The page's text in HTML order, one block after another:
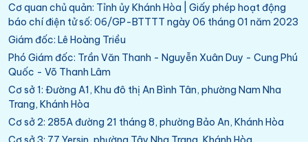
Cơ quan chủ quản: Tỉnh ủy Khánh Hòa | Giấy phép hoạt động
báo chí điện tử số: 06/GP-BTTTT ngày 06 tháng 01 năm 2023
Giám đốc: Lê Hoàng Triều
Phó Giám đốc: Trần Văn Thanh - Nguyễn Xuân Duy - Cung Phú
Quốc - Võ Thanh Lâm
Cơ sở 1: Đường A1, Khu đô thị An Bình Tân, phường Nam Nha
Trang, Khánh Hòa
Cơ sở 2: 285A đường 21 tháng 8, phường Bảo An, Khánh Hòa